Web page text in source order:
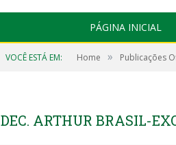
PÁGINA INICIAL
VOCÊ ESTÁ EM: Home » Publicações
DEC. ARTHUR BRASIL-